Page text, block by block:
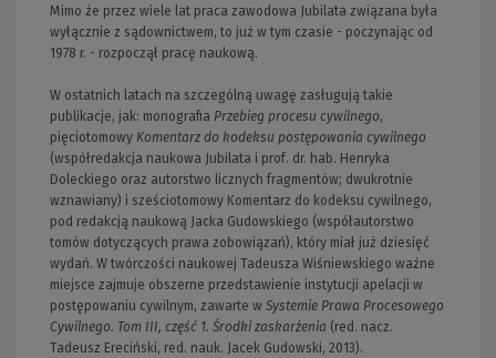
Mimo że przez wiele lat praca zawodowa Jubilata związana była
wyłącznie z sądownictwem, to już w tym czasie - poczynając od
1978 r. - rozpoczął pracę naukową.
W ostatnich latach na szczególną uwagę zasługują takie
publikacje, jak: monografia Przebieg procesu cywilnego,
pięciotomowy Komentarz do kodeksu postępowania cywilnego
(współredakcja naukowa Jubilata i prof. dr. hab. Henryka
Doleckiego oraz autorstwo licznych fragmentów; dwukrotnie
wznawiany) i sześciotomowy Komentarz do kodeksu cywilnego,
pod redakcją naukową Jacka Gudowskiego (współautorstwo
tomów dotyczących prawa zobowiązań), który miał już dziesięć
wydań. W twórczości naukowej Tadeusza Wiśniewskiego ważne
miejsce zajmuje obszerne przedstawienie instytucji apelacji w
postępowaniu cywilnym, zawarte w Systemie Prawa Procesowego
Cywilnego. Tom III, część 1. Środki zaskarżenia (red. nacz.
Tadeusz Ereciński, red. nauk. Jacek Gudowski, 2013).